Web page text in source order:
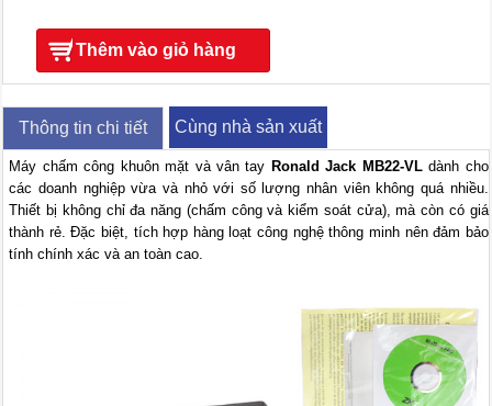
Thêm vào giỏ hàng
Thông tin chi tiết Cùng nhà sản xuất
Máy chấm công khuôn mặt và vân tay Ronald Jack MB22-VLdành cho
các doanh nghiệp vừa và nhỏ với số lượng nhân viên không quá nhiều.
Thiết bị không chỉ đa năng (chấm công và kiểm soát cửa), mà còn có giá
thành rẻ. Đặc biệt, tích hợp hàng loạt công nghệ thông minh nên đảm bảo
tính chính xác và an toàn cao.